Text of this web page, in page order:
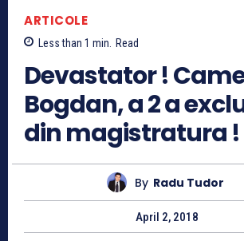
ARTICOLE
Less than 1 min. Read
Devastator !
Bogdan, a 2 a
din magistratura !
By Radu Tudor
April 2, 2018